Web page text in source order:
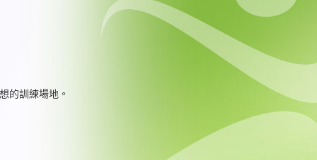
的訓練場地。